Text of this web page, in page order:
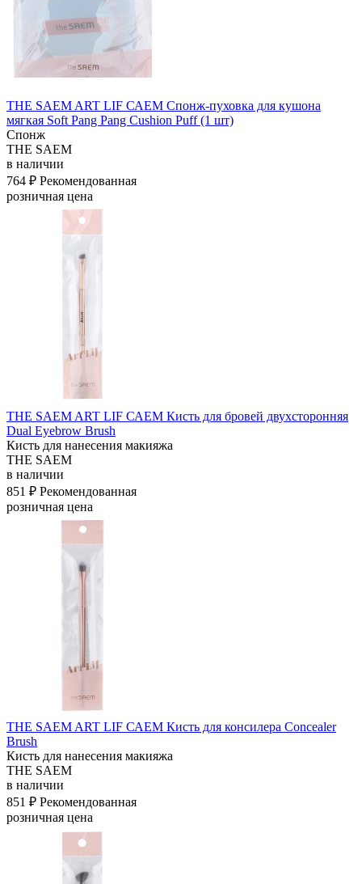
THE SAEM ART LIF САЕМ Спонж-пуховка для кушона
мягкая Soft Pang Pang Cushion Puff (1 шт)
Спонж
THE SAEM
в наличии
764 ₽ Рекомендованная
розничная цена
THE SAEM ART LIF САЕМ Кисть для бровей двухсторонняя
Dual Eyebrow Brush
Кисть для нанесения макияжа
THE SAEM
в наличии
851 ₽ Рекомендованная
розничная цена
THE SAEM ART LIF САЕМ Кисть для консилера Concealer
Brush
Кисть для нанесения макияжа
THE SAEM
в наличии
851 ₽ Рекомендованная
розничная цена